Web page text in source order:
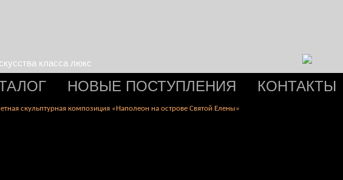
класса люкс
НОВЫЕ ПОСТУПЛЕНИЯ КОНТАКТЫ
скульптурная композиция «Наполеон на острове Святой Елены»